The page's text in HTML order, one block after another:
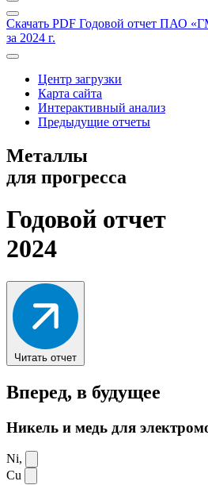
Скачать PDF Годовой отчет ПАО
за 2024 г.
Центр загрузки
Карта сайта
Интерактивный анализ
Предыдущие отчеты
Металлы
для прогресса
Годовой отчет
2024
Читать отчет
Вперед, в будущее
Никель и медь для
Ni,
Cu